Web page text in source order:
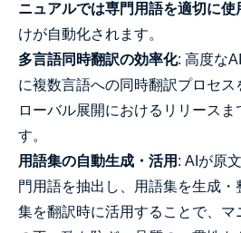
ニュアルでは専門用語を適切に使
けが自動化されます。
多言語同時翻訳の効率化: 高度な
に複数言語への同時翻訳プロセ
ローバル展開におけるリリースま
す。
用語集の自動生成・活用 : AIが原
門用語を抽出し、用語集を生成
集を翻訳時に活用することで、